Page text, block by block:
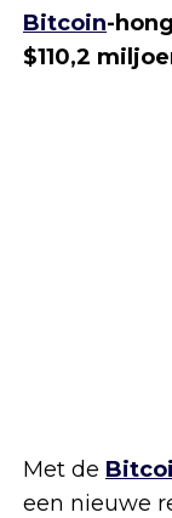
Bitcoin-
$110,2
Met de
een nieuwe